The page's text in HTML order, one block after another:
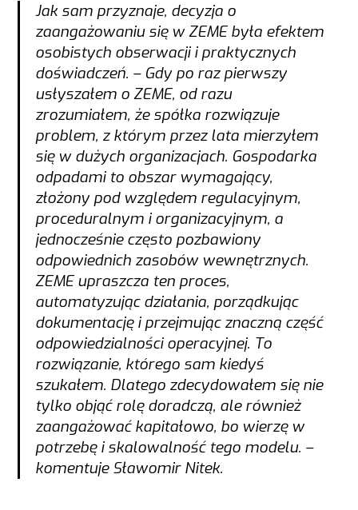
Jak sam przyznaje, decyzja o
zaangażowaniu się w ZEME była efektem
osobistych obserwacji i praktycznych
doświadczeń. – Gdy po raz pierwszy
usłyszałem o ZEME, od razu
zrozumiałem, że spółka rozwiązuje
problem, z którym przez lata mierzyłem
się w dużych organizacjach. Gospodarka
odpadami to obszar wymagający,
złożony pod względem regulacyjnym,
proceduralnym i organizacyjnym, a
jednocześnie często pozbawiony
odpowiednich zasobów wewnętrznych.
ZEME upraszcza ten proces,
automatyzując działania, porządkując
dokumentację i przejmując znaczną część
odpowiedzialności operacyjnej. To
rozwiązanie, którego sam kiedyś
szukałem. Dlatego zdecydowałem się nie
tylko objąć rolę doradczą, ale również
zaangażować kapitałowo, bo wierzę w
potrzebę i skalowalność tego modelu. –
komentuje Sławomir Nitek.